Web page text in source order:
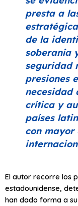
presta a
de la
soberanía
seguridad
presiones
necesidad
crítica y
países
con
El autor recorre los
estadounidense,
han dado forma a